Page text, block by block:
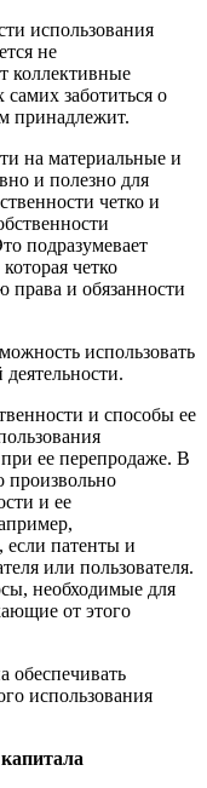
использования
не
коллективные
заботиться о
принадлежит.
на материальные и
и полезно для
четко и
подразумевает
четко
права и обязанности
использовать
и способы ее
ее перепродаже. В
произвольно
и ее
если патенты и
или пользователя.
необходимые для
от этого
обеспечивать
использования